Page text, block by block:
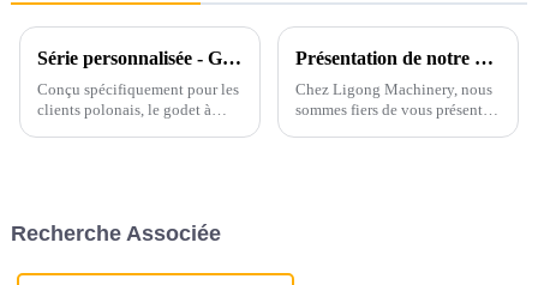
Série personnalisée - Godet à roche 30T avec pouce hydraulique
Conçu spécifiquement pour les
clients polonais, le godet à
Caractéristiques du produit ...
Présentation de notre grappin de démolition haute performance
Chez Ligong Machinery, nous
sommes fiers de vous présenter
Recherche Associée